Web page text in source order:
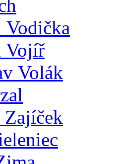
Vodička
Vojíř
Volák
Zajíček